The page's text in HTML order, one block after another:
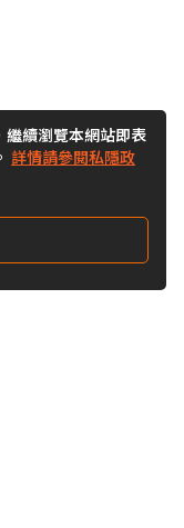
續瀏覽本網站即表
詳情請參閱私隱政